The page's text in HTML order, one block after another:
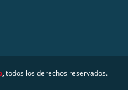
, todos los derechos reservados.